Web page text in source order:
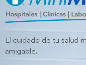
El cuidado de tu salud
amigable.